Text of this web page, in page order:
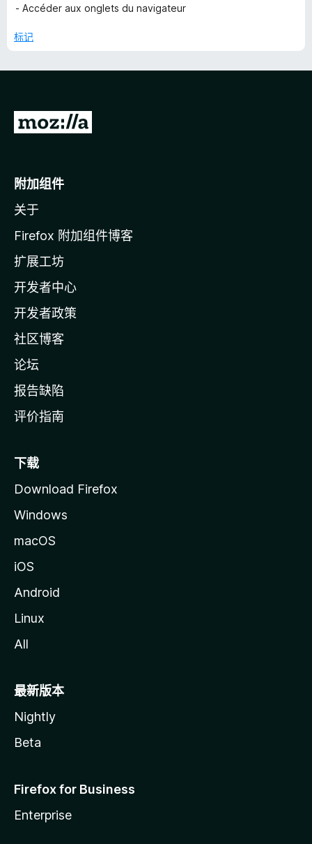
- Accéder aux onglets du navigateur
标记
转
o
i
l
a
主
页
附加组件
关于
Firefox 附加组件博客
扩展工坊
开发者中心
开发者政策
社区博客
论坛
报告缺陷
评价指南
下载
Download Firefox
Windows
macOS
iOS
Android
Linux
All
最新版本
Nightly
Beta
Firefox for Business
Enterprise